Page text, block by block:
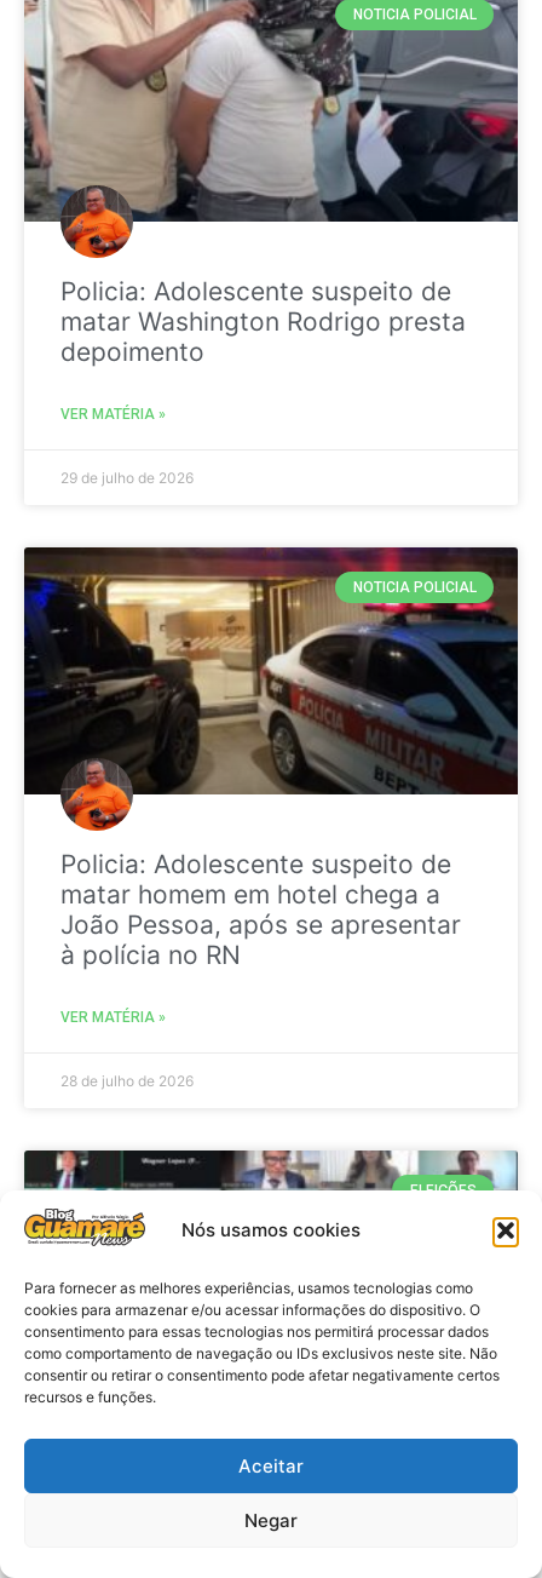
Nós usamos cookies
Para fornecer as melhores experiências, usamos tecnologias como
cookies para armazenar e/ou acessar informações do dispositivo. O
consentimento para essas tecnologias nos permitirá processar dados
como comportamento de navegação ou IDs exclusivos neste site. Não
consentir ou retirar o consentimento pode afetar negativamente certos
recursos e funções.
Aceitar
Negar
NOTICIA POLICIAL
Policia: Adolescente suspeito de
matar Washington Rodrigo presta
depoimento
VER MATÉRIA »
29 de julho de 2026
NOTICIA POLICIAL
Policia: Adolescente suspeito de
matar homem em hotel chega a
João Pessoa, após se apresentar
à polícia no RN
VER MATÉRIA »
28 de julho de 2026
ELEIÇÕES
Eleições 2026: procuradores e
promotores eleitorais realizam
reunião de alinhamento no RN